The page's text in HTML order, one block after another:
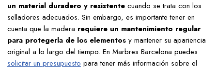
un material duradero y resistente cuando se trata con los
selladores adecuados. Sin embargo, es importante tener en
cuenta que la madera requiere un mantenimiento regular
para protegerla de los elementos y mantener su apariencia
original a lo largo del tiempo. En Marbres Barcelona puedes
solicitar un presupuesto para tener más información sobre el